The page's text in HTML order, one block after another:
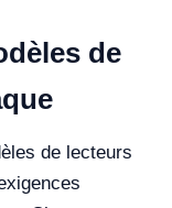
de
de lecteurs